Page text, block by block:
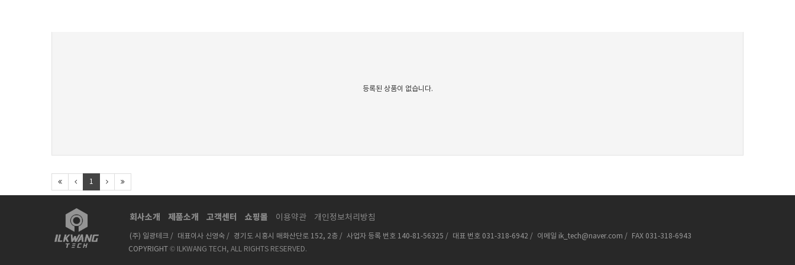
등록된 상품이 없습니다.
1
회사소개 제품소개 고객센터 쇼핑몰 이용약관 개인정보처리방침
(주) 일광테크 / 대표이사 신영숙 / 경기도 시흥시 매화산단로 152, 2층 / 사업자 등록 번호 140-81-56325 / 대표 번호 031-318-6942 / 이메일 ik_tech@naver.com / FAX 031-318-6943
COPYRIGHT © ILKWANG TECH, ALL RIGHTS RESERVED.